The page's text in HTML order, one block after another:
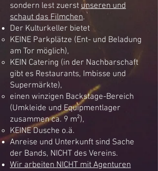
sondern lest zuerst unseren und
schaut das Filmchen.
Der Kulturkeller bietet
KEINE Parkplätze (Ent- und Beladung
am Tor möglich),
KEIN Catering (in der Nachbarschaft
gibt es Restaurants, Imbisse und
Supermärkte),
einen winzigen Backstage-Bereich
(Umkleide und Equipmentlager
zusammen ca. 9 m²),
KEINE Dusche o.ä.
Anreise und Unterkunft sind Sache
der Bands, NICHT des Vereins.
Wir arbeiten NICHT mit Agenturen